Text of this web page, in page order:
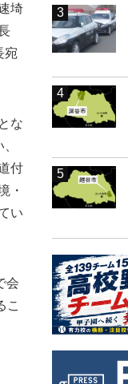
都高エリア拡大地図
埼
宛
な
付
・
い
会
こ